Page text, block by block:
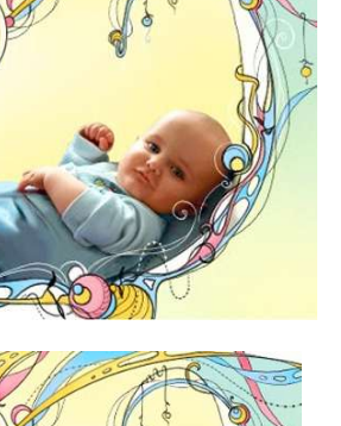
новини
знаменитостей